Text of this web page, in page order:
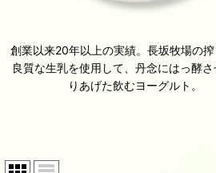
創業以来20年以上の実績。長坂牧場の
良質な生乳を使用して、丹念にはっ酵さ
りあげた飲むヨーグルト。